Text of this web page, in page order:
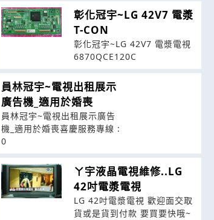
彰化冠宇~LG 42V7 電漿
T-CON
彰化冠宇~LG 42V7 電漿電視
6870QCE120C
員林冠宇~電視出租展示
廣告機_適用於婚喪
員林冠宇~電視出租展示廣告
機_適用於婚喪喜慶服務專線 :
0
ㄚ宇液晶電視維修..LG
42吋電漿電視
LG 42吋電漿電視 歡迎面交取
貨或是貨到付款 要買要快哦~